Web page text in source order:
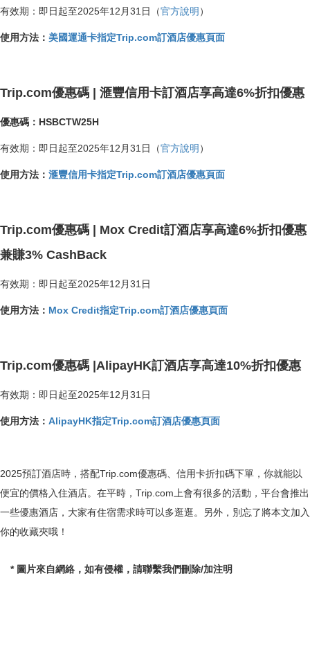
有效期：即日起至2025年12月31日（官方說明 ）
使用方法： 美國運通卡指定Trip.com訂酒店優惠頁面
Trip.com優惠碼 | 滙豐信用卡訂酒店享高達6%折扣優惠
優惠碼：HSBCTW25H
有效期：即日起至2025年12月31日（官方說明 ）
使用方法： 滙豐信用卡指定Trip.com訂酒店優惠頁面
Trip.com優惠碼 | Mox Credit訂酒店享高達6%折扣優惠
兼賺3% CashBack
有效期：即日起至2025年12月31日
使用方法： Mox Credit指定Trip.com訂酒店優惠頁面
Trip.com優惠碼 |AlipayHK訂酒店享高達10%折扣優惠
有效期：即日起至2025年12月31日
使用方法： AlipayHK指定Trip.com訂酒店優惠頁面
2025預訂酒店時，搭配Trip.com優惠碼、信用卡折扣碼下單，你就能以
便宜的價格入住酒店。在平時，Trip.com上會有很多的活動，平台會推出
一些優惠酒店，大家有住宿需求時可以多逛逛。另外，別忘了將本文加入
你的收藏夾哦！
* 圖片來自網絡，如有侵權，請聯繫我們刪除/加注明